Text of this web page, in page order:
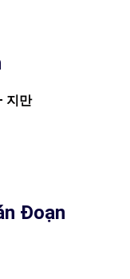
지만
Đoạn